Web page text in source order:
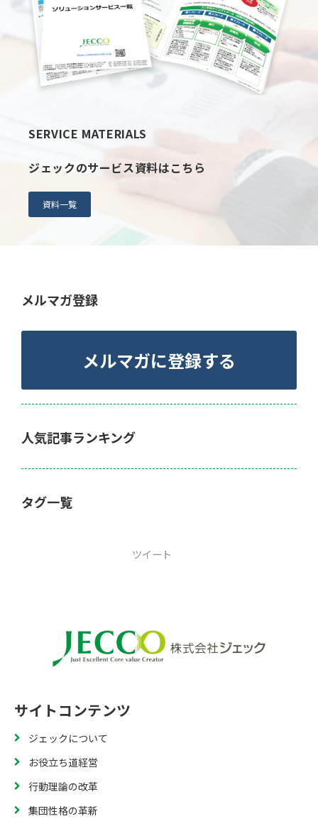
SERVICE MATERIALS
ジェックのサービス資料はこちら
資料一覧
メルマガ登録
メルマガに登録する
人気記事ランキング
タグ一覧
ツイート
サイトコンテンツ
ジェックについて
お役立ち道経営
行動理論の改革
集団性格の革新